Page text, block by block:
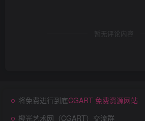
暂无评论内容
将免费进行到底CGART 免费资源网站
橙光艺术网（CGART）交流群